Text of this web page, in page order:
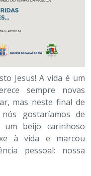
Jesus! A vida é um
sempre novas
mas neste final de
gostaríamos de
beijo carinhoso
à vida e marcou
pessoal: nossa